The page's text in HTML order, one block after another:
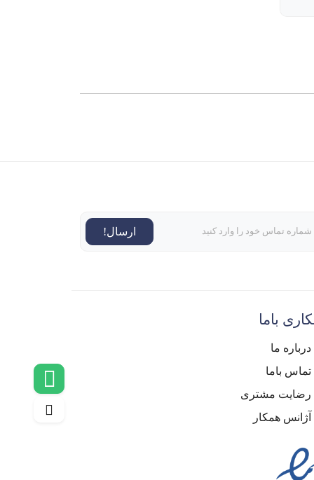
ارسال!
باما
درباره ما
تماس باما
رضایت مشتری
آژانس همکار